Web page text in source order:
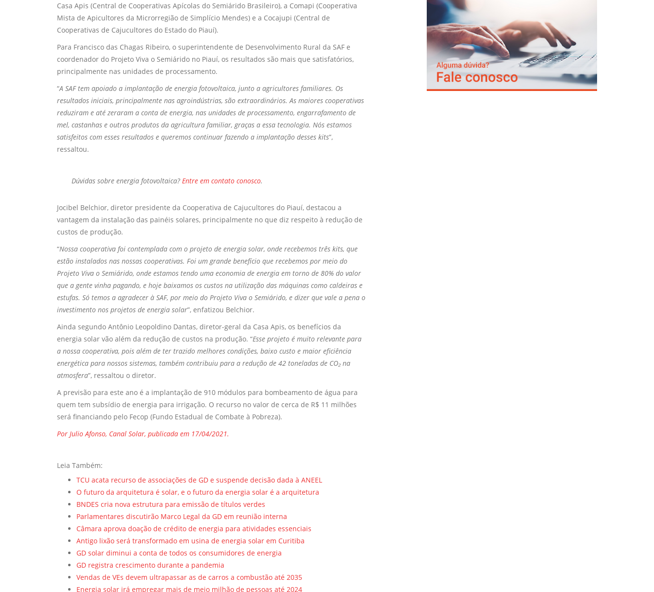
Casa Apis (Central de Cooperativas Apícolas do Semiárido Brasileiro), a Comapi (Cooperativa
Mista de Apicultores da Microrregião de Simplício Mendes) e a Cocajupi (Central de
Cooperativas de Cajucultores do Estado do Piauí).
Para Francisco das Chagas Ribeiro, o superintendente de Desenvolvimento Rural da SAF e
coordenador do Projeto Viva o Semiárido no Piauí, os resultados são mais que satisfatórios,
principalmente nas unidades de processamento.
“A SAF tem apoiado a implantação de energia fotovoltaica, junto a agricultores familiares. Os
resultados iniciais, principalmente nas agroindústrias, são extraordinários. As maiores cooperativas
reduziram e até zeraram a conta de energia, nas unidades de processamento, engarrafamento de
mel, castanhas e outros produtos da agricultura familiar, graças a essa tecnologia. Nós estamos
satisfeitos com esses resultados e queremos continuar fazendo a implantação desses kits”,
ressaltou.
Dúvidas sobre energia fotovoltaica? Entre em contato conosco.
Jocibel Belchior, diretor presidente da Cooperativa de Cajucultores do Piauí, destacou a
vantagem da instalação das painéis solares, principalmente no que diz respeito à redução de
custos de produção.
“Nossa cooperativa foi contemplada com o projeto de energia solar, onde recebemos três kits, que
estão instalados nas nossas cooperativas. Foi um grande benefício que recebemos por meio do
Projeto Viva o Semiárido, onde estamos tendo uma economia de energia em torno de 80% do valor
que a gente vinha pagando, e hoje baixamos os custos na utilização das máquinas como caldeiras e
estufas. Só temos a agradecer à SAF, por meio do Projeto Viva o Semiárido, e dizer que vale a pena o
investimento nos projetos de energia solar”, enfatizou Belchior.
Ainda segundo Antônio Leopoldino Dantas, diretor-geral da Casa Apis, os benefícios da
energia solar vão além da redução de custos na produção. “Esse projeto é muito relevante para
a nossa cooperativa, pois além de ter trazido melhores condições, baixo custo e maior eficiência
energética para nossos sistemas, também contribuiu para a redução de 42 toneladas de CO₂ na
atmosfera”, ressaltou o diretor.
A previsão para este ano é a implantação de 910 módulos para bombeamento de água para
quem tem subsídio de energia para irrigação. O recurso no valor de cerca de R$ 11 milhões
será financiando pelo Fecop (Fundo Estadual de Combate à Pobreza).
Por Julio Afonso, Canal Solar, publicada em 17/04/2021.
Leia Também:
TCU acata recurso de associações de GD e suspende decisão dada à ANEEL
O futuro da arquitetura é solar, e o futuro da energia solar é a arquitetura
BNDES cria nova estrutura para emissão de títulos verdes
Parlamentares discutirão Marco Legal da GD em reunião interna
Câmara aprova doação de crédito de energia para atividades essenciais
Antigo lixão será transformado em usina de energia solar em Curitiba
GD solar diminui a conta de todos os consumidores de energia
GD registra crescimento durante a pandemia
Vendas de VEs devem ultrapassar as de carros a combustão até 2035
Energia solar irá empregar mais de meio milhão de pessoas até 2024